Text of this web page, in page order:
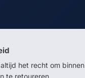
het recht om binnen